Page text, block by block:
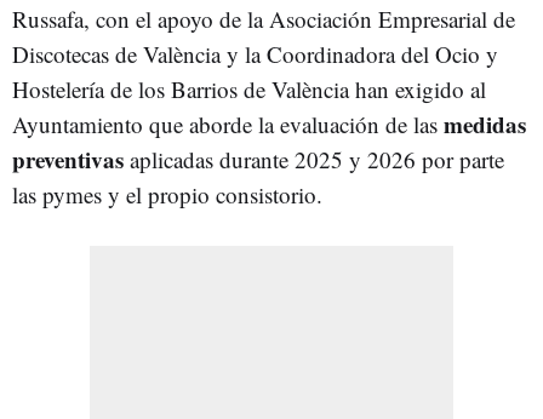
Russafa, con el apoyo de la Asociación Empresarial de
Discotecas de València y la Coordinadora del Ocio y
Hostelería de los Barrios de València han exigido al
Ayuntamiento que aborde la evaluación de las medidas
preventivas aplicadas durante 2025 y 2026 por parte
las pymes y el propio consistorio.